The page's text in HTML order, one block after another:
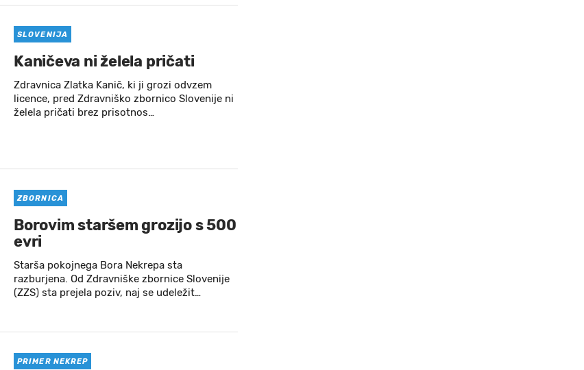
SLOVENIJA
Kaničeva ni želela pričati
Zdravnica Zlatka Kanič, ki ji grozi odvzem
licence, pred Zdravniško zbornico Slovenije ni
želela pričati brez prisotnos…
ZBORNICA
Borovim staršem grozijo s 500
evri
Starša pokojnega Bora Nekrepa sta
razburjena. Od Zdravniške zbornice Slovenije
(ZZS) sta prejela poziv, naj se udeležit…
PRIMER NEKREP